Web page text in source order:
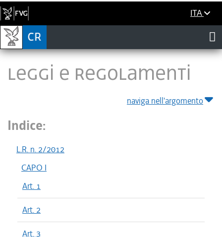
ITA
LEGGI E REGOLAMENTI
naviga nell'argomento
Indice:
L.R. n. 2/2012
CAPO I
Art. 1
Art. 2
Art. 3